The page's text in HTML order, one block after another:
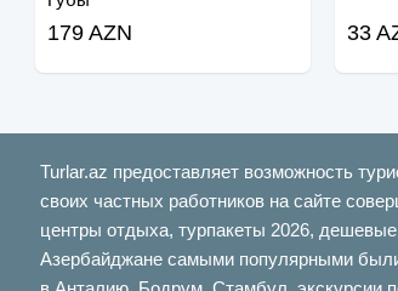
179 AZN 33
Turlar.az предоставляет возможность
своих частных работников на сайте
центры отдыха, турпакеты 2026,
Азербайджане самыми популярными